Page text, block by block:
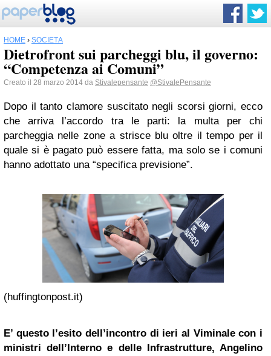
HOME › SOCIETÀ
Dietrofront sui parcheggi blu, il governo:
“Competenza ai Comuni”
Creato il 28 marzo 2014 da Stivalepensante @StivalePensante
Dopo il tanto clamore suscitato negli scorsi giorni, ecco
che arriva l’accordo tra le parti: la multa per chi
parcheggia nelle zone a strisce blu oltre il tempo per il
quale si è pagato può essere fatta, ma solo se i comuni
hanno adottato una “specifica previsione”.
(huffingtonpost.it)
E’ questo l’esito dell’incontro di ieri al Viminale con i
ministri dell’Interno e delle Infrastrutture, Angelino